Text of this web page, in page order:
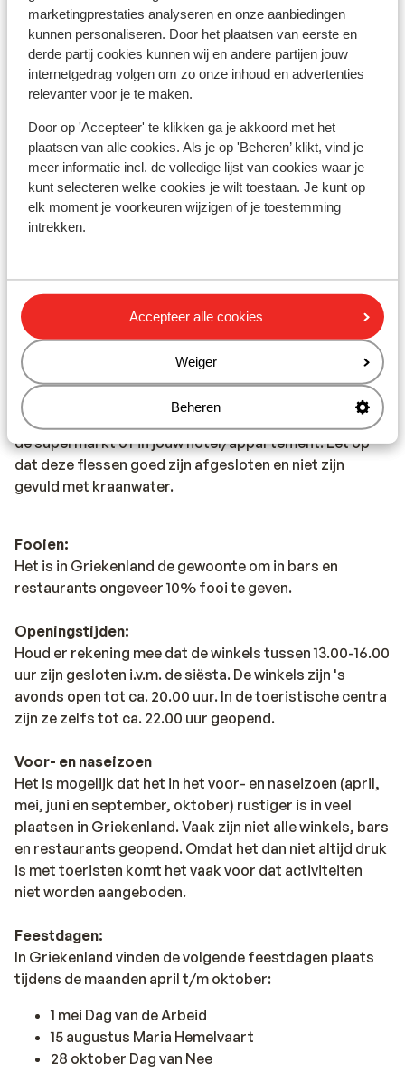
marketingprestaties analyseren en onze aanbiedingen
kunnen personaliseren. Door het plaatsen van eerste en
derde partij cookies kunnen wij en andere partijen jouw
internetgedrag volgen om zo onze inhoud en advertenties
relevanter voor je te maken.
Door op 'Accepteer' te klikken ga je akkoord met het
plaatsen van alle cookies. Als je op 'Beheren’ klikt, vind je
meer informatie incl. de volledige lijst van cookies waar je
kunt selecteren welke cookies je wilt toestaan. Je kunt op
elk moment je voorkeuren wijzigen of je toestemming
intrekken.
Accepteer alle cookies
Weiger
Beheren
Het alarmnummer in Griekenland voor de politie is 100.
Wanneer je een ambulance nodig hebt, dan dien je 166 te
bellen. Let op, deze alarmnummers mag je alleen
gebruiken bij noodgevallen.
Eten & drinken:
Houd je van lekker eten? In Griekenland ben je aan het
juiste adres. De Griekse keuken is divers. In de Griekse
restaurants vind je zowel vlees- als visgerechten, maar
ook smaakvolle vegetarische gerechten. Denk maar
anders? Ook dit is mogelijk. In de toeristische plaatsen
tref je een grote hoeveelheid aan van restaurants met
de internationale keuken.
Het water in Griekenland is anders dan je in Nederland
gewend bent. Het wordt afgeraden om kraanwater te
drinken. Wij adviseren je om flessen water te kopen in
de supermarkt of in jouw hotel/appartement. Let op
dat deze flessen goed zijn afgesloten en niet zijn
gevuld met kraanwater.
Fooien:
Het is in Griekenland de gewoonte om in bars en
restaurants ongeveer 10% fooi te geven.
Openingstijden:
Houd er rekening mee dat de winkels tussen 13.00-16.00
uur zijn gesloten i.v.m. de siësta. De winkels zijn 's
avonds open tot ca. 20.00 uur. In de toeristische centra
zijn ze zelfs tot ca. 22.00 uur geopend.
Voor- en naseizoen
Het is mogelijk dat het in het voor- en naseizoen (april,
mei, juni en september, oktober) rustiger is in veel
plaatsen in Griekenland. Vaak zijn niet alle winkels, bars
en restaurants geopend. Omdat het dan niet altijd druk
is met toeristen komt het vaak voor dat activiteiten
niet worden aangeboden.
Feestdagen:
In Griekenland vinden de volgende feestdagen plaats
tijdens de maanden april t/m oktober:
1 mei Dag van de Arbeid
15 augustus Maria Hemelvaart
28 oktober Dag van Nee